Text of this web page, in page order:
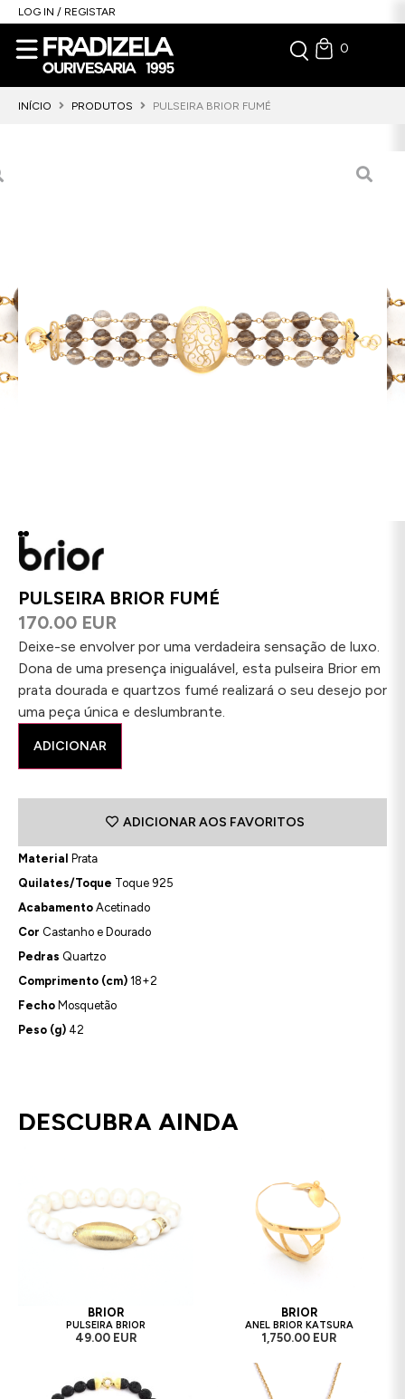
LOG IN / REGISTAR
0
INÍCIO PRODUTOS PULSEIRA BRIOR FUMÉ
PULSEIRA BRIOR FUMÉ
170.00 EUR
Deixe-se envolver por uma verdadeira sensação de luxo.
Dona de uma presença inigualável, esta pulseira Brior em
prata dourada e quartzos fumé realizará o seu desejo por
uma peça única e deslumbrante.
ADICIONAR
ADICIONAR AOS FAVORITOS
Material
Prata
Quilates/Toque Toque 925
Acabamento Acetinado
Cor Castanho e Dourado
Pedras Quartzo
Comprimento (cm) 18+2
Fecho Mosquetão
Peso (g) 42
DESCUBRA AINDA
BRIOR
PULSEIRA BRIOR
49.00 EUR
BRIOR
ANEL BRIOR KATSURA
1,750.00 EUR